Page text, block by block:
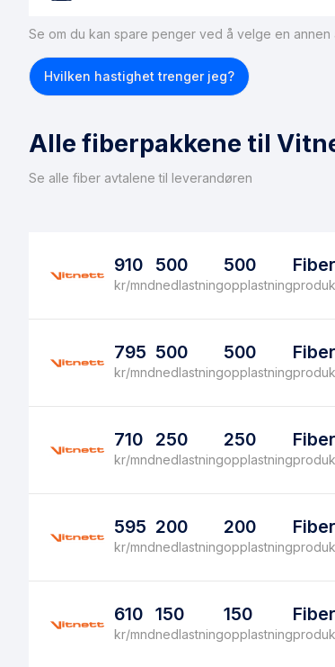
fiberforbindelse til boligen, kan du forvente
merke seg at ikke alle boliger er egnet for
Se om du kan spare penger ved å velge en annen
Hvilken hastighet trenger jeg?
Alle fiberpakkene til
Se alle fiber avtalene til leverandøren
910
kr/mnd
500
nedlastning
500
opplastning
Fiber
795
kr/mnd
500
nedlastning
500
opplastning
Fiber
710
kr/mnd
250
nedlastning
250
opplastning
Fiber
595
kr/mnd
200
nedlastning
200
opplastning
Fiber
610
kr/mnd
150
nedlastning
150
opplastning
Fiber